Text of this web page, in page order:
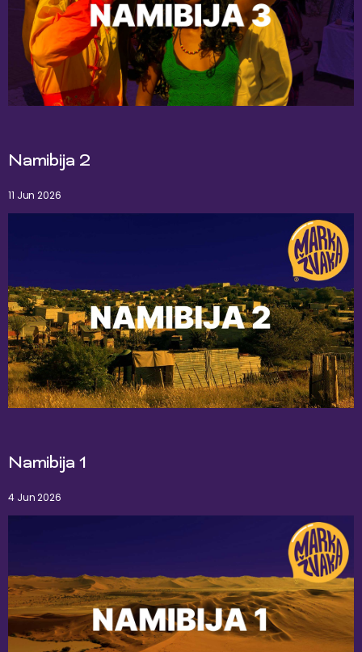
Namibija 2
11 Jun 2026
Namibija 1
4 Jun 2026